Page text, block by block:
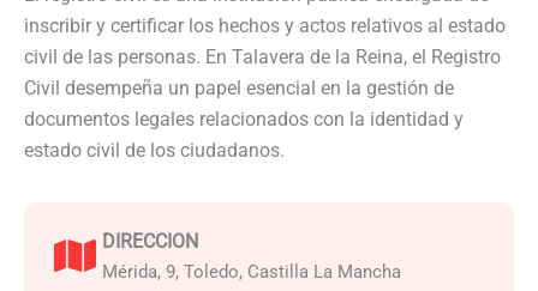
inscribir y certificar los hechos y actos relativos al estado
civil de las personas. En Talavera de la Reina, el Registro
Civil desempeña un papel esencial en la gestión de
documentos legales relacionados con la identidad y
estado civil de los ciudadanos.
DIRECCION
Mérida, 9, Toledo, Castilla La Mancha